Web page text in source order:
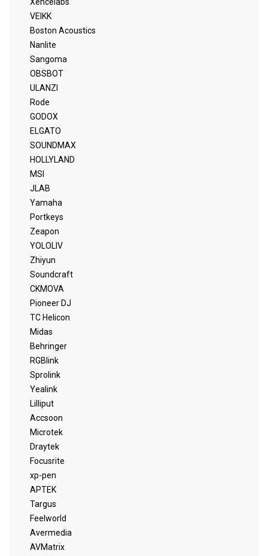
VEIKK
Boston Acoustics
Nanlite
Sangoma
OBSBOT
ULANZI
Rode
GODOX
ELGATO
SOUNDMAX
HOLLYLAND
MSI
JLAB
Yamaha
Portkeys
Zeapon
YOLOLIV
Zhiyun
Soundcraft
CKMOVA
Pioneer DJ
TC Helicon
Midas
Behringer
RGBlink
Sprolink
Yealink
Lilliput
Accsoon
Microtek
Draytek
Focusrite
xp-pen
APTEK
Targus
Feelworld
Avermedia
AVMatrix